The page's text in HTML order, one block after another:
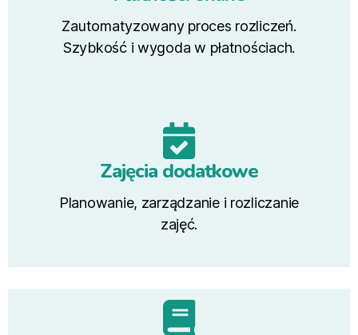
Zautomatyzowany proces rozliczeń.
Szybkość i wygoda w płatnościach.
Zajęcia dodatkowe
Planowanie, zarządzanie i rozliczanie
zajęć.